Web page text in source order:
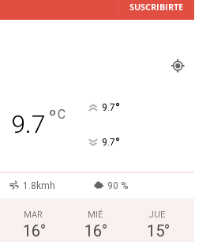
SUSCRIBIRTE
9.7 °C 9.7°
9.7°
1.8kmh 90 %
MAR
16°
MIÉ
16°
JUE
15°